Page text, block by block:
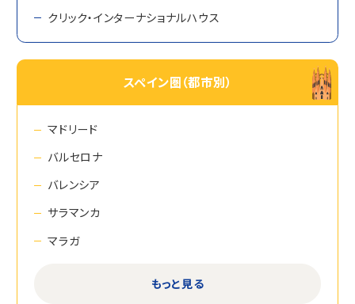
クリック・インターナショナルハウス
スペイン圏（都市別）
マドリード
バルセロナ
バレンシア
サラマンカ
マラガ
もっと見る